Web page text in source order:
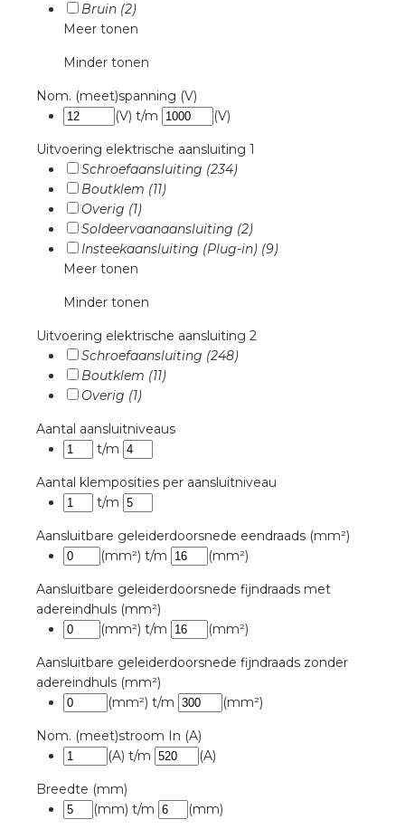
Bruin (2)
Meer tonen
Minder tonen
Nom. (meet)spanning (V)
(V) t/m (V)
Uitvoering elektrische aansluiting 1
Schroefaansluiting (234)
Boutklem (11)
Overig (1)
Soldeervaanaansluiting (2)
Insteekaansluiting (Plug-in) (9)
Meer tonen
Minder tonen
Uitvoering elektrische aansluiting 2
Schroefaansluiting (248)
Boutklem (11)
Overig (1)
Aantal aansluitniveaus
t/m
Aantal klemposities per aansluitniveau
t/m
Aansluitbare geleiderdoorsnede eendraads (mm²)
(mm²) t/m (mm²)
Aansluitbare geleiderdoorsnede fijndraads met
adereindhuls (mm²)
(mm²) t/m (mm²)
Aansluitbare geleiderdoorsnede fijndraads zonder
adereindhuls (mm²)
(mm²) t/m (mm²)
Nom. (meet)stroom In (A)
(A) t/m (A)
Breedte (mm)
(mm) t/m (mm)
GST®
RST®
Academy
waarde
groothandels